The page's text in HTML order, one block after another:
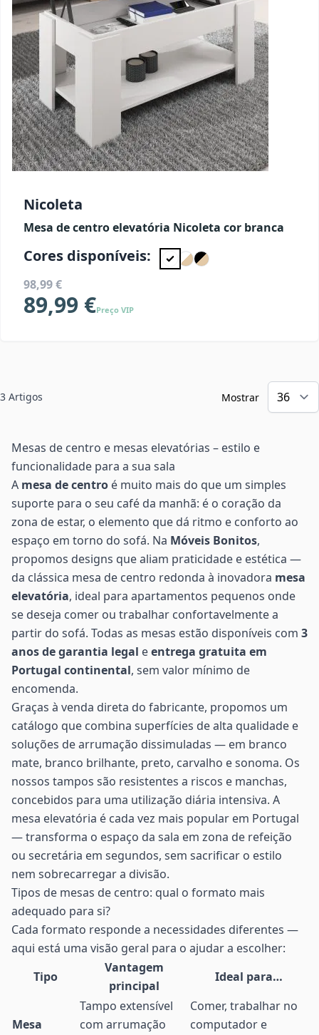
Nicoleta
Mesa de centro elevatória Nicoleta cor branca
Cores disponíveis:
98,99 €
89,99 €Preço VIP
3 Artigos Mostrar
Mesas de centro e mesas elevatórias – estilo e
funcionalidade para a sua sala
A mesa de centro é muito mais do que um simples
suporte para o seu café da manhã: é o coração da
zona de estar, o elemento que dá ritmo e conforto ao
espaço em torno do sofá. Na Móveis Bonitos,
propomos designs que aliam praticidade e estética —
da clássica mesa de centro redonda à inovadora mesa
elevatória, ideal para apartamentos pequenos onde
se deseja comer ou trabalhar confortavelmente a
partir do sofá. Todas as mesas estão disponíveis com 3
anos de garantia legal eentrega gratuita em
Portugal continental, sem valor mínimo de
encomenda.
Graças à venda direta do fabricante, propomos um
catálogo que combina superfícies de alta qualidade e
soluções de arrumação dissimuladas — em branco
mate, branco brilhante, preto, carvalho e sonoma. Os
nossos tampos são resistentes a riscos e manchas,
concebidos para uma utilização diária intensiva. A
mesa elevatória é cada vez mais popular em Portugal
— transforma o espaço da sala em zona de refeição
ou secretária em segundos, sem sacrificar o estilo
nem sobrecarregar a divisão.
Tipos de mesas de centro: qual o formato mais
adequado para si?
Cada formato responde a necessidades diferentes —
aqui está uma visão geral para o ajudar a escolher:
Tipo
Vantagem
principal
Ideal para…
Mesa
Tampo extensível
com arrumação
Comer, trabalhar no
computador e